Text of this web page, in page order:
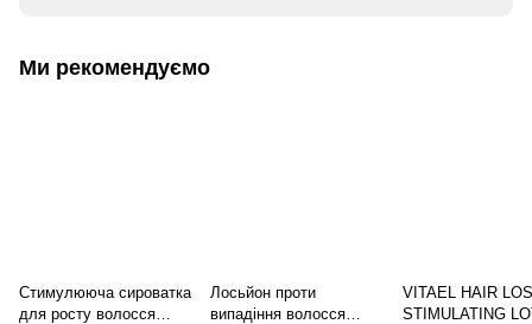
Ми рекомендуємо
Стимулююча сироватка
для росту волосся
Лосьйон проти
випадіння волосся
VITAEL HAIR
STIMULATING